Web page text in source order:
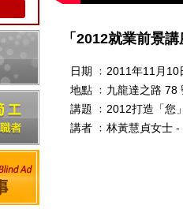
「2012就業前景講
日期 ﹕ 2011年11月10
地點 ﹕ 九龍達之路 78
講題 ﹕ 2012打造「您
講者 ﹕ 林黃慧貞女士